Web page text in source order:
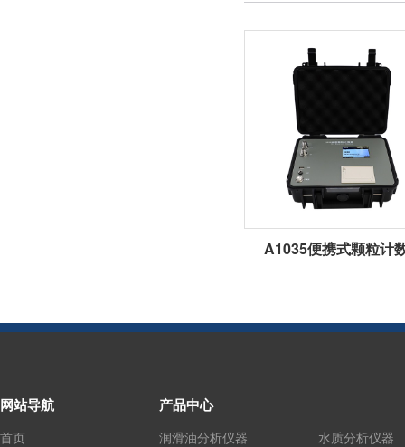
A1035便携式颗粒计
网站导航
首页
产品中心
润滑油分析仪器
水质分析仪器